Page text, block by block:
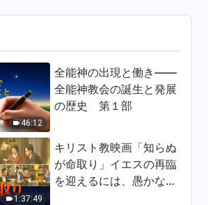
日々の神の御言葉: 神を知る | 抜
粋 187
日々の神の御言葉: 神を知る | 抜
粋 188
46:12
全能神の出現と働き——
全能神教会の誕生と発展
の歴史 第１部
1:37:49
キリスト教映画「知らぬ
が命取り」イエスの再臨
を迎えるには、愚かな乙